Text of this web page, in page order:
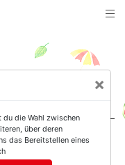
Girls.
×
du die Wahl zwischen
über deren
das Bereitstellen eines